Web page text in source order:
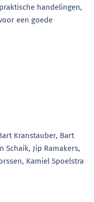
handelingen,
een goede
Kranstauber, Bart
Schaik, Jip Ramakers,
Kamiel Spoelstra